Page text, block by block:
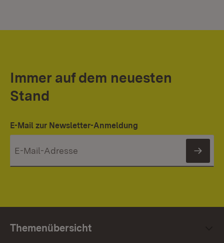
Immer auf dem neuesten
Stand
E-Mail zur Newsletter-Anmeldung
Themenübersicht